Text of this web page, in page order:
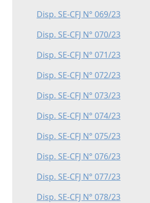
Disp. SE-CFJ N° 069/23
Disp. SE-CFJ N° 070/23
Disp. SE-CFJ N° 071/23
Disp. SE-CFJ N° 072/23
Disp. SE-CFJ N° 073/23
Disp. SE-CFJ N° 074/23
Disp. SE-CFJ N° 075/23
Disp. SE-CFJ N° 076/23
Disp. SE-CFJ N° 077/23
Disp. SE-CFJ N° 078/23